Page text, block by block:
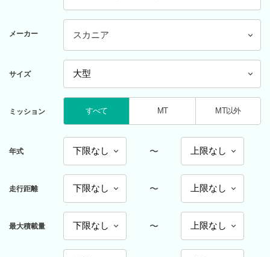
メーカー スカニア
サイズ
ミッション すべて MT MT以外
年式 〜
走行距離 〜
最大積載量 〜